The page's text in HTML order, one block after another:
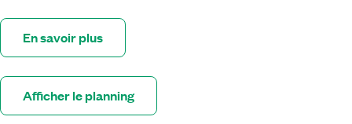
En savoir plus
Afficher le planning